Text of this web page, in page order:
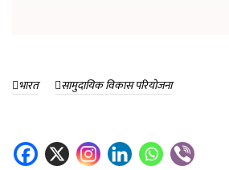
भारत सामुदायिक विकास परियोजना